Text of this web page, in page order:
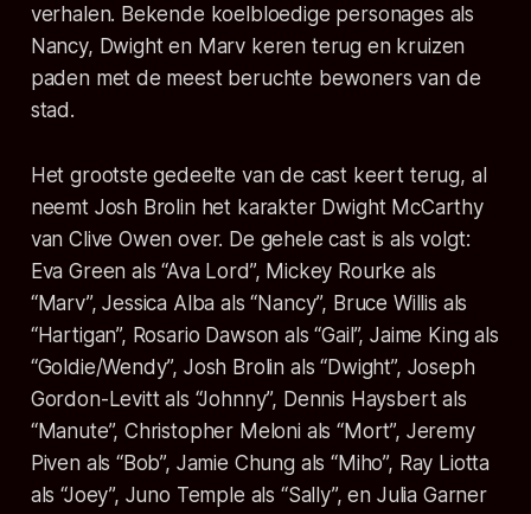
verhalen. Bekende koelbloedige personages als
Nancy, Dwight en Marv keren terug en kruizen
paden met de meest beruchte bewoners van de
stad.
Het grootste gedeelte van de cast keert terug, al
neemt Josh Brolin het karakter Dwight McCarthy
van Clive Owen over. De gehele cast is als volgt:
Eva Green als “Ava Lord”, Mickey Rourke als
“Marv”, Jessica Alba als “Nancy”, Bruce Willis als
“Hartigan”, Rosario Dawson als “Gail”, Jaime King als
“Goldie/Wendy”, Josh Brolin als “Dwight”, Joseph
Gordon-Levitt als “Johnny”, Dennis Haysbert als
“Manute”, Christopher Meloni als “Mort”, Jeremy
Piven als “Bob”, Jamie Chung als “Miho”, Ray Liotta
als “Joey”, Juno Temple als “Sally”, en Julia Garner